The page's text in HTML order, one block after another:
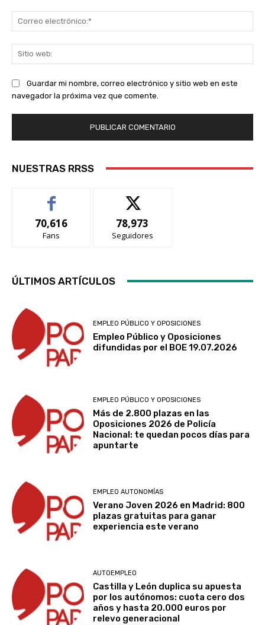
Guardar mi nombre, correo electrónico y sitio web en este
navegador la próxima vez que comente.
NUESTRAS RRSS
70,616
Fans
78,973
Seguidores
ÚLTIMOS ARTÍCULOS
EMPLEO PÚBLICO Y OPOSICIONES
Empleo Público y Oposiciones
difundidas por el BOE 19.07.2026
EMPLEO PÚBLICO Y OPOSICIONES
Más de 2.800 plazas en las
Oposiciones 2026 de Policía
Nacional: te quedan pocos días para
apuntarte
EMPLEO AUTONOMÍAS
Verano Joven 2026 en Madrid: 800
plazas gratuitas para ganar
experiencia este verano
AUTOEMPLEO
Castilla y León duplica su apuesta
por los autónomos: cuota cero dos
años y hasta 20.000 euros por
relevo generacional